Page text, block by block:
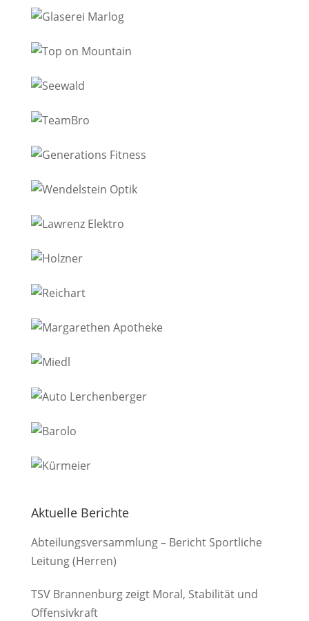
Aktuelle Berichte
Abteilungsversammlung – Bericht Sportliche
Leitung (Herren)
TSV Brannenburg zeigt Moral, Stabilität und
Offensivkraft